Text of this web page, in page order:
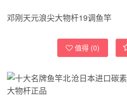
邓刚天元浪尖大物杆19调鱼竿
值得 (0)